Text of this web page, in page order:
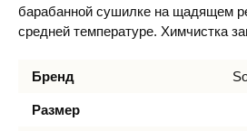
барабанной сушилке на щадящем
средней температуре. Химчистка
Бренд
Размер